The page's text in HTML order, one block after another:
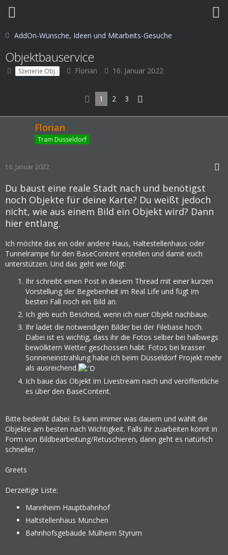
AddOn-Wünsche, Ideen und Mitarbeits-Gesuche
Objektbauservice
Szenerie Obj. Florian 16. Januar 2022
1 2 3
Florian
Tram Düsseldorf
16. Januar 2022
Du baust eine reale Stadt nach und benötigst
noch Objekte für deine Karte? Du weißt jedoch
nicht, wie aus einem Bild ein Objekt wird? Dann
hier entlang.
Ich möchte das ein oder andere Haus, Haltestellenhaus oder
Tunnelrampe für den BaseContent erstellen und damit euch
unterstützen. Und das geht wie folgt:
Ihr schreibt einen Post in diesem Thread mit einer kurzen
Vorstellung der Begebenheit im Real Life und fügt im
besten Fall noch ein Bild an.
Ich geb euch Bescheid, wenn ich euer Objekt nachbaue.
Ihr ladet die notwendigen Bilder bei der Filebase hoch.
Dabei ist es wichtig, dass ihr die Fotos selber bei halbwegs
bewölktem Wetter geschossen habt. Fotos bei krasser
Sonneneinstrahlung habe ich beim Düsseldorf Projekt mehr
als ausreichend.
Ich baue das Objekt im Livestream nach und veröffentliche
es über den BaseContent.
Bitte bedenkt dabei: Es kann immer was dauern und wählt die
Objekte am besten nach Wichtigkeit. Falls ihr zuarbeiten könnt in
Form von Bildbearbeitung/Retuschieren, dann geht es natürlich
schneller.
Greets
Derzeitige Liste:
Mannheim Hauptbahnhof
Haltstellenhaus München
Bahnhofsgebäude Mülheim Styrum